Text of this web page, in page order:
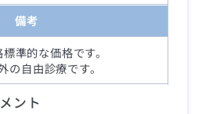
備考
準的な価格です。
の自由診療です。
ント